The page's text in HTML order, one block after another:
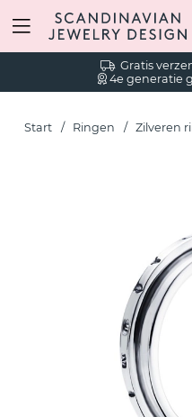
Gratis
4e generatie
Start Ringen Zilveren